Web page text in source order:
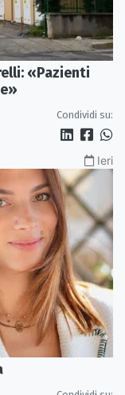
«Pazienti
Condividi su:
Ieri